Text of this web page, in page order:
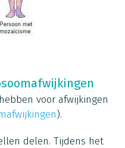
voor afwijkingen
).
delen. Tijdens het